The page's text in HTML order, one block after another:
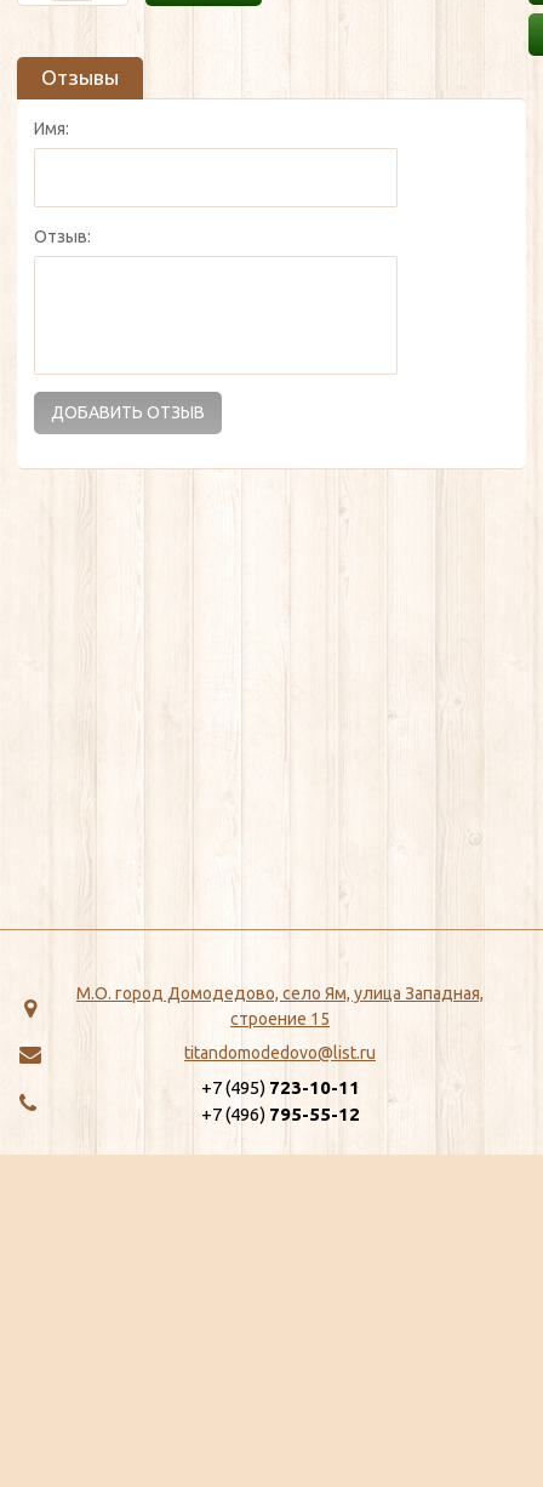
Отзывы
Имя:
Отзыв:
М.О. город Домодедово, село Ям, улица Западная,
строение 15
titandomodedovo@list.ru
+7 (495) 723-10-11
+7 (496) 795-55-12